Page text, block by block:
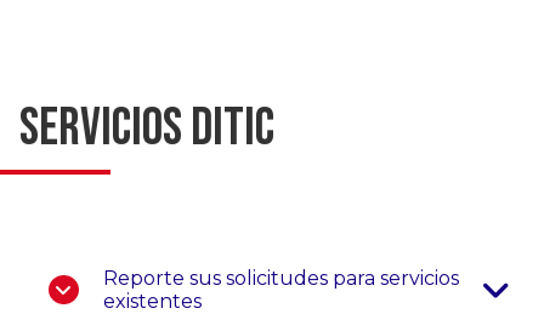
Pasar al contenido principal
Servicios DITIC
Reporte sus solicitudes para servicios
existentes